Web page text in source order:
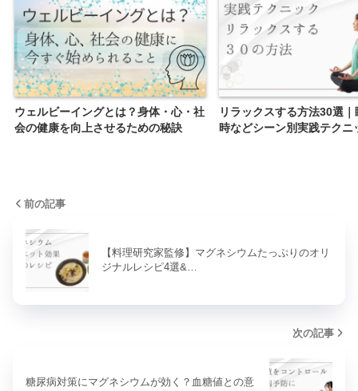
ウェルビーイングとは？身体・心・社
会の健康を向上させるための秘訣
リラックスする方法30選
時などシーン別実践テクニ
前の記事
【料理研究家監修】マグネシウムたっぷりのオリ
ジナルレシピ4選&…
次の記事
糖尿病対策にマグネシウムが効く？血糖値との意